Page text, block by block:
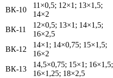
ВК-10
11×0,5; 12×1; 13×1,5;
14×2
ВК-11
12×0,5; 13×1; 14×1,5;
16×2,5
ВК-12
14×1; 14×0,75; 15×1,5;
16×2
ВК-13
14,5×0,75; 15×1; 16×1,5;
16×1,25; 18×2,5